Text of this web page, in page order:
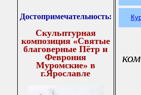
Достопримечательность:
Скульптурная
композиция «Святые
благоверные Пётр и
Феврония
Муромские» в
г.Ярославле